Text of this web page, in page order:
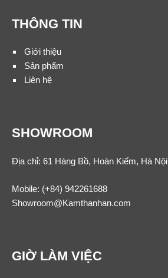
THÔNG TIN
Giới thiệu
Sản phẩm
Liên hệ
SHOWROOM
Địa chỉ: 61 Hàng Bồ, Hoàn Kiếm, Hà Nội
Mobile: (+84) 942261688
Showroom@Kamthanhan.com
GIỜ LÀM VIỆC